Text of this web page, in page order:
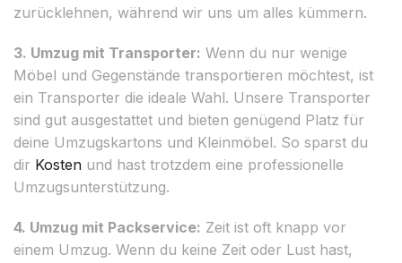
zurücklehnen, während wir uns um alles kümmern.
3. Umzug mit Transporter: Wenn du nur wenige
Möbel und Gegenstände transportieren möchtest, ist
ein Transporter die ideale Wahl. Unsere Transporter
sind gut ausgestattet und bieten genügend Platz für
deine Umzugskartons und Kleinmöbel. So sparst du
dir Kosten und hast trotzdem eine professionelle
Umzugsunterstützung.
4. Umzug mit Packservice: Zeit ist oft knapp vor
einem Umzug. Wenn du keine Zeit oder Lust hast,